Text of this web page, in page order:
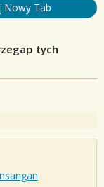
Nowy Tab
tych